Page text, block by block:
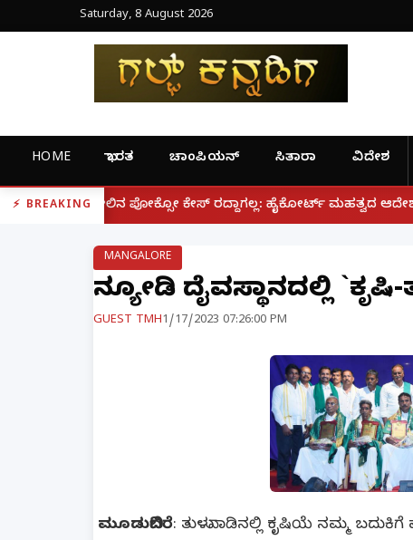
Saturday, 8 August 2026
HOME ಭಾರತ ಚಾಂಪಿಯನ್ ಸಿತಾರಾ ವಿದೇಶ
BREAKING
ಕೇಸ್ ರದ್ದಾಗಲ್ಲ: ಹೈಕೋರ್ಟ್ ಮಹತ್ವದ ಆದೇಶ | ಫೋನ್
MANGALORE
ನಡ್ಯೋಡಿ ದೈವಸ್ಥಾನದಲ್ಲಿ
GUEST TMH1/17/2023 07:26:00 PM
ಮೂಡುಬಿದಿರೆ: ತುಳುನಾಡಿನಲ್ಲಿ ಕೃಷಿಯೆ ನಮ್ಮ